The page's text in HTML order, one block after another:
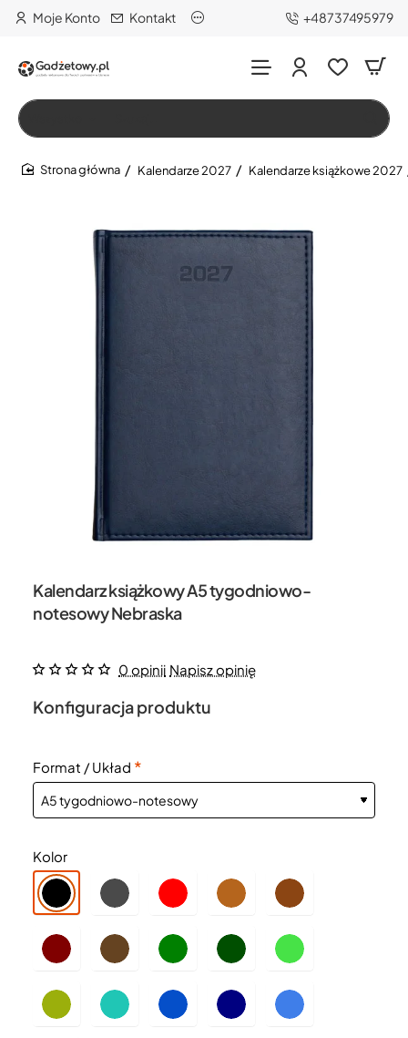
Moje Konto Kontakt +48737495979
Szukaj…
Kalendarze 2027 Kalendarze książkowe 2027
Kalendarz książkowy A5 tygodniowo-
notesowy Nebraska
0 opinii Napisz opinię
Konfiguracja produktu
Format / Układ
Kolor